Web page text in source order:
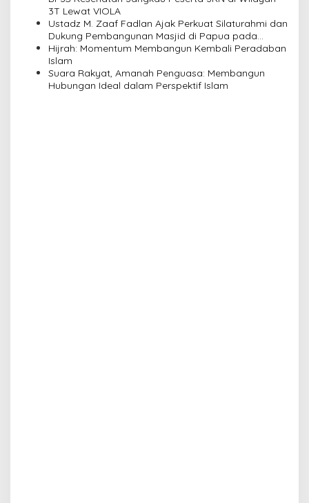
3T Lewat VIOLA
Ustadz M. Zaaf Fadlan Ajak Perkuat Silaturahmi dan
Dukung Pembangunan Masjid di Papua pada
Pengajian Yayasan Alimbas Insan Cita
Hijrah: Momentum Membangun Kembali Peradaban
Islam
Suara Rakyat, Amanah Penguasa: Membangun
Hubungan Ideal dalam Perspektif Islam